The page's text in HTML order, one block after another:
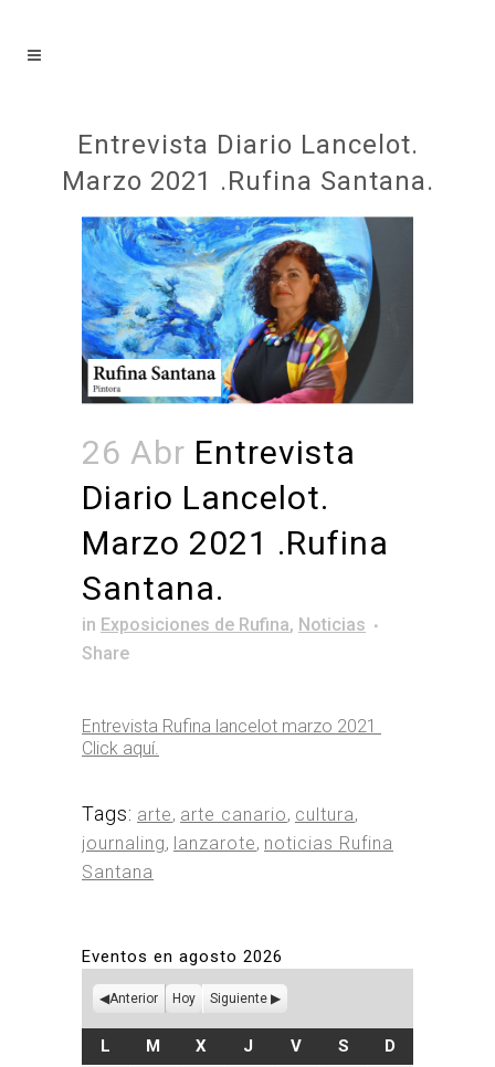
Entrevista Diario Lancelot.
Marzo 2021 .Rufina Santana.
26 Abr Entrevista
Diario Lancelot.
Marzo 2021 .Rufina
Santana.
in Exposiciones de Rufina, Noticias
Share
Entrevista Rufina lancelot marzo 2021
Click aquí.
Tags: arte, arte canario, cultura,
journaling, lanzarote, noticias Rufina
Santana
Eventos en agosto 2026
Anterior Hoy Siguiente
L LUNES
M MARTES
XMIÉRCOLES
J JUEVES
VVIERNES
SSÁBADO
D